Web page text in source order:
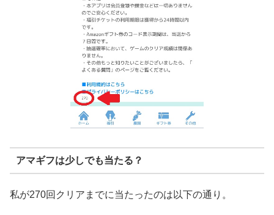
アマギフは少しでも当たる？
私が270回クリアまでに当たったのは以下の通り。